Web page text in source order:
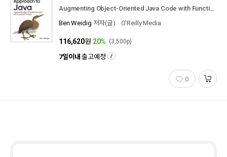
Augmenting Object-Oriented Java Code with Functional Principles
Ben Weidig 저자(글) O'Reilly Media
116,620원 20% (3,500p)
7일이내 출고예정
0